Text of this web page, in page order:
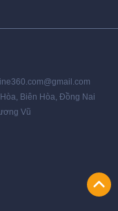
Biên Hòa, Đồng Nai
Vũ